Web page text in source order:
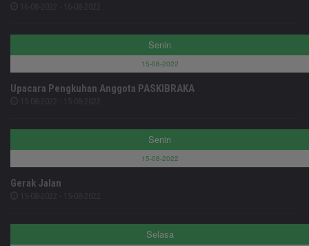
Senin
15-08-2022
Upacara Pengkuhan Anggota PASKIBRAKA
Senin
15-08-2022
Gerak Jalan
Selasa